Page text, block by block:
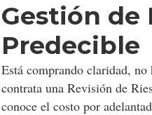
Gestión de
Predecible
Está comprando claridad,
contrata una Revisión de
conoce el costo por